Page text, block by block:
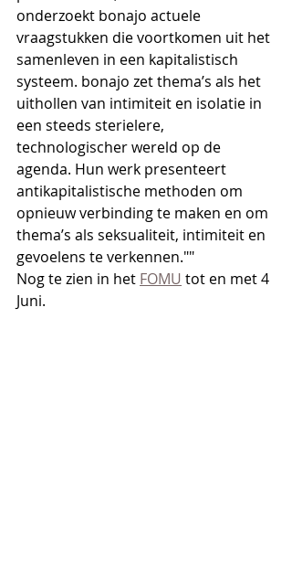
onderzoekt bonajo actuele
vraagstukken die voortkomen uit het
samenleven in een kapitalistisch
systeem. bonajo zet thema’s als het
uithollen van intimiteit en isolatie in
een steeds sterielere,
technologischer wereld op de
agenda. Hun werk presenteert
antikapitalistische methoden om
opnieuw verbinding te maken en om
thema’s als seksualiteit, intimiteit en
gevoelens te verkennen.""
Nog te zien in het FOMU tot en met 4
Juni.